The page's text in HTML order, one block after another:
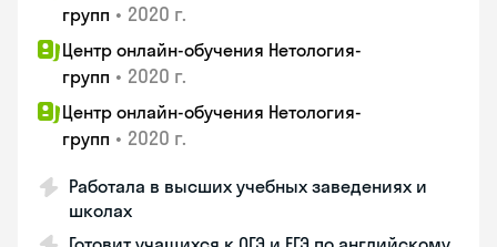
групп • 2020 г.
Центр онлайн-обучения Нетология-
групп • 2020 г.
Центр онлайн-обучения Нетология-
групп • 2020 г.
Работала в высших учебных заведениях и
школах